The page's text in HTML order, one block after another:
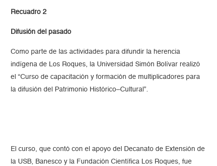
Recuadro 2
Difusión del pasado
Como parte de las actividades para difundir la herencia
indígena de Los Roques, la Universidad Simón Bolívar realizó
el “Curso de capacitación y formación de multiplicadores para
la difusión del Patrimonio Histórico–Cultural”.
El curso, que contó con el apoyo del Decanato de Extensión de
la USB, Banesco y la Fundación Científica Los Roques, fue